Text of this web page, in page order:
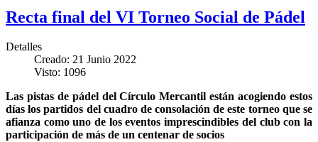
Recta final del VI Torneo Social de Pádel
Detalles
Creado: 21 Junio 2022
Visto: 1096
Las pistas de pádel del Círculo Mercantil están acogiendo estos
días los partidos del cuadro de consolación de este torneo que se
afianza como uno de los eventos imprescindibles del club con la
participación de más de un centenar de socios